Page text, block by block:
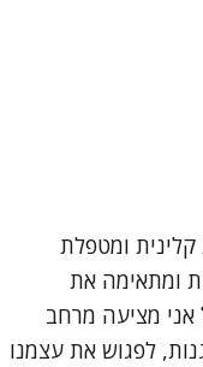
קלינית ומטפלת
ומתאימה את
אני מציעה מרחב
לפגוש את עצמנו